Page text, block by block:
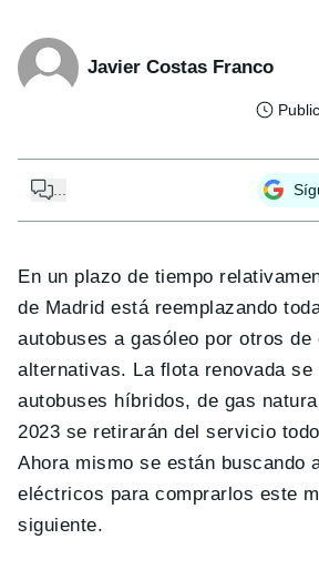
Javier Costas Franco
En un plazo de tiempo
de Madrid está reemplazando
autobuses a gasóleo por otros de
alternativas. La flota renovada se
autobuses híbridos, de gas
2023 se retirarán del servicio
Ahora mismo se están buscando
eléctricos para comprarlos este
siguiente.